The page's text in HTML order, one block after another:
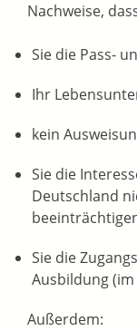
Nachweise,
Sie die Pass-
Ihr
kein
Sie die
Deutschland
Sie die
Ausbildung
Außerdem: